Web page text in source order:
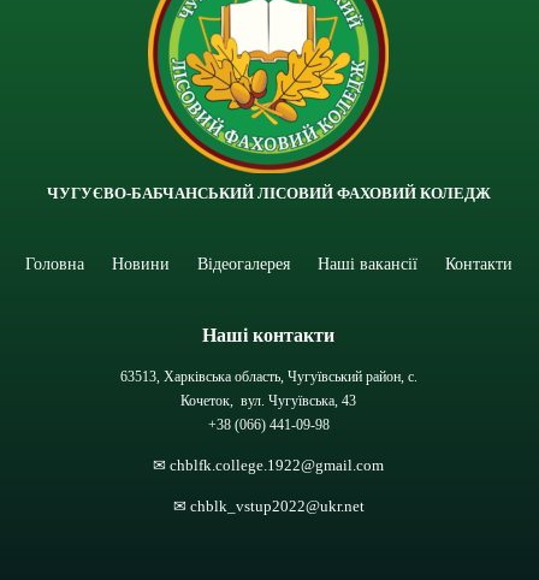
ЧУГУЄВО-БАБЧАНСЬКИЙ ЛІСОВИЙ ФАХОВИЙ КОЛЕДЖ
Головна Новини Відеогалерея Наші вакансії Контакти
Наші контакти
63513, Харківська область, Чугуївський район, с.
Кочеток, вул. Чугуївська, 43
+38 (066) 441-09-98
✉ chblfk.college.1922@gmail.com
✉ chblk_vstup2022@ukr.net